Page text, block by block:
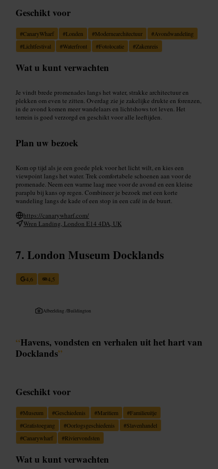
Geschikt voor
#CanaryWharf #Londen #Modernearchitectuur #Avondwandeling
#Lichtfestival #Waterfront #Fotolocatie #Zakenreis
Wat u kunt verwachten
Je vindt brede promenades langs het water, strakke architectuur en
plekken om even te zitten. Overdag zie je zakelijke drukte en forenzen,
in de avond komen meer wandelaars en lichtshows tot leven. Het
terrein is goed verzorgd en geschikt voor alle leeftijden.
Plan uw bezoek
Kom op tijd als je een goede plek voor het licht wilt, en kies een
viewpoint langs het water. Trek comfortabele schoenen aan voor de
promenade. Neem een warme laag mee voor de avond en een kleine
paraplu bij kans op regen. Combineer je bezoek met een korte
wandeling langs de kade of een stop in een café in de buurt.
https://canarywharf.com/
Wren Landing, London E14 4DA, UK
London Museum Docklands
4,6 4,5
Afbeelding /Buildington
“Havens, vondsten en verhalen uit het hart van
Docklands”
Geschikt voor
#Museum #Geschiedenis #Maritiem #Familieuitje
#Gratistoegang #Oorlogsgeschiedenis #Slavenhandel
#Canarywharf #Riviervondsten
Wat u kunt verwachten